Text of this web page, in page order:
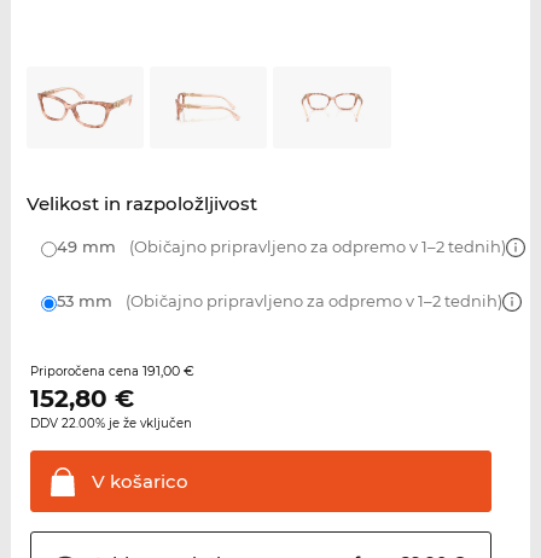
Velikost in razpoložljivost
49 mm (Običajno pripravljeno za odpremo v 1–2 tednih)
53 mm (Običajno pripravljeno za odpremo v 1–2 tednih)
Priporočena cena 191,00 €
152,80 €
DDV 22.00% je že vključen
Vkošarico